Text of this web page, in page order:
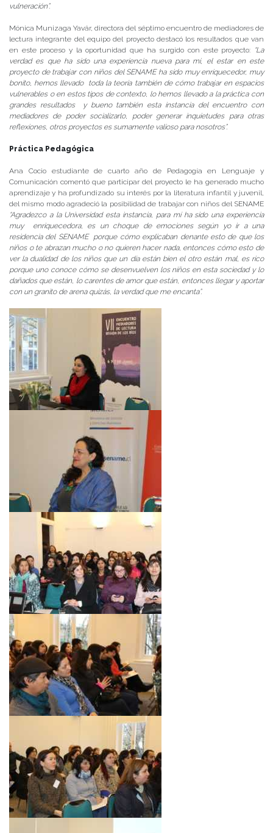
vulneración”.
Mónica Munizaga Yavár, directora del séptimo encuentro de mediadores de
lectura integrante del equipo del proyecto destacó los resultados que van
en este proceso y la oportunidad que ha surgido con este proyecto: “La
verdad es que ha sido una experiencia nueva para mi, el estar en este
proyecto de trabajar con niños del SENAME ha sido muy enriquecedor, muy
bonito, hemos llevado toda la teoría también de cómo trabajar en espacios
vulnerables o en estos tipos de contexto, lo hemos llevado a la práctica con
grandes resultados y bueno también esta instancia del encuentro con
mediadores de poder socializarlo, poder generar inquietudes para otras
reflexiones, otros proyectos es sumamente valioso para nosotros”.
Práctica Pedagógica
Ana Cocio estudiante de cuarto año de Pedagogía en Lenguaje y
Comunicación comentó que participar del proyecto le ha generado mucho
aprendizaje y ha profundizado su interés por la literatura infantil y juvenil,
del mismo modo agradeció la posibilidad de trabajar con niños del SENAME
“Agradezco a la Universidad esta instancia, para mí ha sido una experiencia
muy enriquecedora, es un choque de emociones según yo ir a una
residencia del SENAME porque cómo explicaban denante esto de que los
niños o te abrazan mucho o no quieren hacer nada, entonces cómo esto de
ver la dualidad de los niños que un día están bien el otro están mal, es rico
porque uno conoce cómo se desenvuelven los niños en esta sociedad y lo
dañados que están, lo carentes de amor que están, entonces llegar y aportar
con un granito de arena quizás, la verdad que me encanta”.